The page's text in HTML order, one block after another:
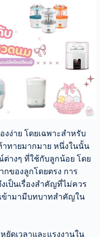
งง่าย โดยเฉพาะสำหรับ
ทายมากมาย หนึ่งในนั้น
างๆ ที่ใช้กับลูกน้อย โดย
ของลูกโดยตรง การ
เป็นเรื่องสำคัญที่ไม่ควร
ข้ามามีบทบาทสำคัญใน
ยัดเวลาและแรงงานใน